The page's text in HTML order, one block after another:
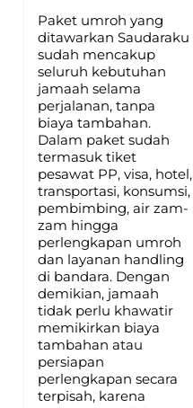
Paket umroh yang
ditawarkan Saudaraku
sudah mencakup
seluruh kebutuhan
jamaah selama
perjalanan, tanpa
biaya tambahan.
Dalam paket sudah
termasuk tiket
pesawat PP, visa, hotel,
transportasi, konsumsi,
pembimbing, air zam-
zam hingga
perlengkapan umroh
dan layanan handling
di bandara. Dengan
demikian, jamaah
tidak perlu khawatir
memikirkan biaya
tambahan atau
persiapan
perlengkapan secara
terpisah, karena